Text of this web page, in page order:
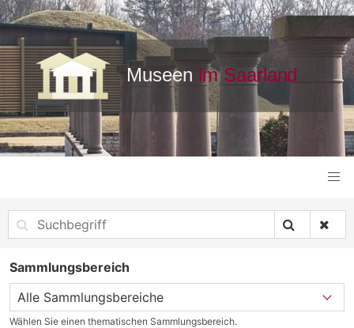
Sammlungsbereich
Wählen Sie einen thematischen Sammlungsbereich.